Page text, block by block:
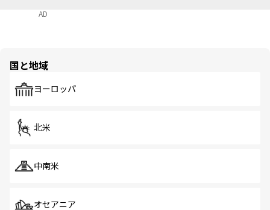
AD
国と地域
ヨーロッパ
北米
中南米
オセアニア